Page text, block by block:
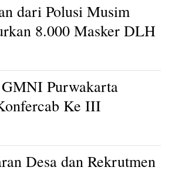
dari Polusi Musim
8.000 Masker DLH
Purwakarta
Ke III
Desa dan Rekrutmen